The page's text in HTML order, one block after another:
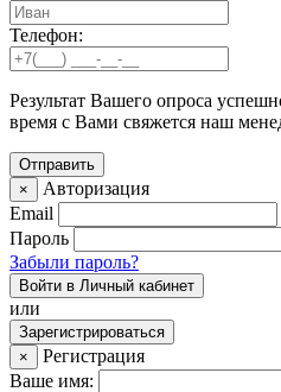
Телефон:
Результат Вашего опроса
время с Вами свяжется наш
×
Авторизация
Email
Пароль
Забыли пароль?
Войти в Личный кабинет
или
Зарегистрироваться
×
Регистрация
Ваше имя: